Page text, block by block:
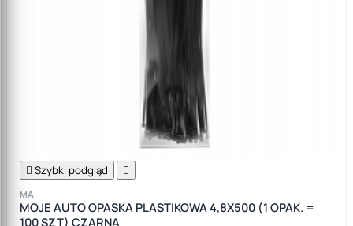
 Szybki podgląd 
MA
MOJE AUTO OPASKA PLASTIKOWA 4,8X500 (1 OPAK. =
100 SZT) CZARNA